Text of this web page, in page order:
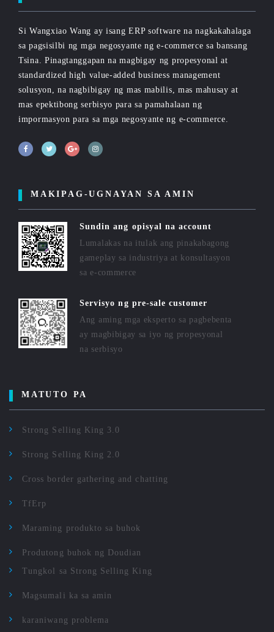
Si Wangxiao Wang ay isang ERP software na nagkakahalaga
sa pagsisilbi ng mga negosyante ng e-commerce sa bansang
Tsina. Pinagtanggapan na magbigay ng propesyonal at
standardized high value-added business management
solusyon, na nagbibigay ng mas mabilis, mas mahusay at
mas epektibong serbisyo para sa pamahalaan ng
impormasyon para sa mga negosyante ng e-commerce.
MAKIPAG-UGNAYAN SA AMIN
Sundin ang opisyal na account
Lumalakas na itulak ang pinakabagong
gameplay sa industriya at konsultasyon
sa e-commerce
Servisyo ng pre-sale customer
Ang aming mga eksperto sa pagbebenta
ay magbibigay sa iyo ng propesyonal
na serbisyo
MATUTO PA
Strong Selling King 3.0
Strong Selling King 2.0
Cross border gathering and chatting
TfErp
Maraming produkto sa buhok
Produtong buhok ng Doudian
Tungkol sa Strong Selling King
Magsumali ka sa amin
karaniwang problema